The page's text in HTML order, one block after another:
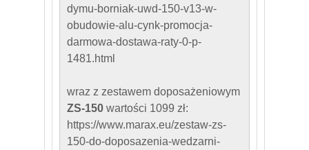
dymu-borniak-uwd-150-v13-w-
obudowie-alu-cynk-promocja-
darmowa-dostawa-raty-0-p-
1481.html
wraz z zestawem doposażeniowym
ZS-150 wartości 1099 zł:
https://www.marax.eu/zestaw-zs-
150-do-doposazenia-wedzarni-